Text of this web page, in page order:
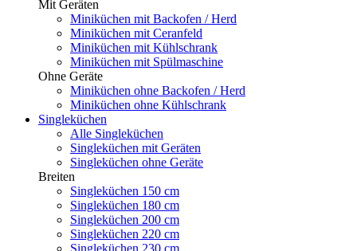
Mit Geräten
Miniküchen mit Backofen / Herd
Miniküchen mit Ceranfeld
Miniküchen mit Kühlschrank
Miniküchen mit Spülmaschine
Ohne Geräte
Miniküchen ohne Backofen / Herd
Miniküchen ohne Kühlschrank
Singleküchen
Alle Singleküchen
Singleküchen mit Geräten
Singleküchen ohne Geräte
Breiten
Singleküchen 150 cm
Singleküchen 180 cm
Singleküchen 200 cm
Singleküchen 220 cm
Singleküchen 230 cm